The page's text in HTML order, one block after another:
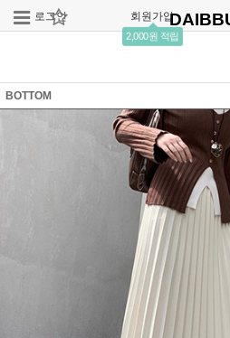
로그인 회원가입
2,000원 적립
BOTTOM